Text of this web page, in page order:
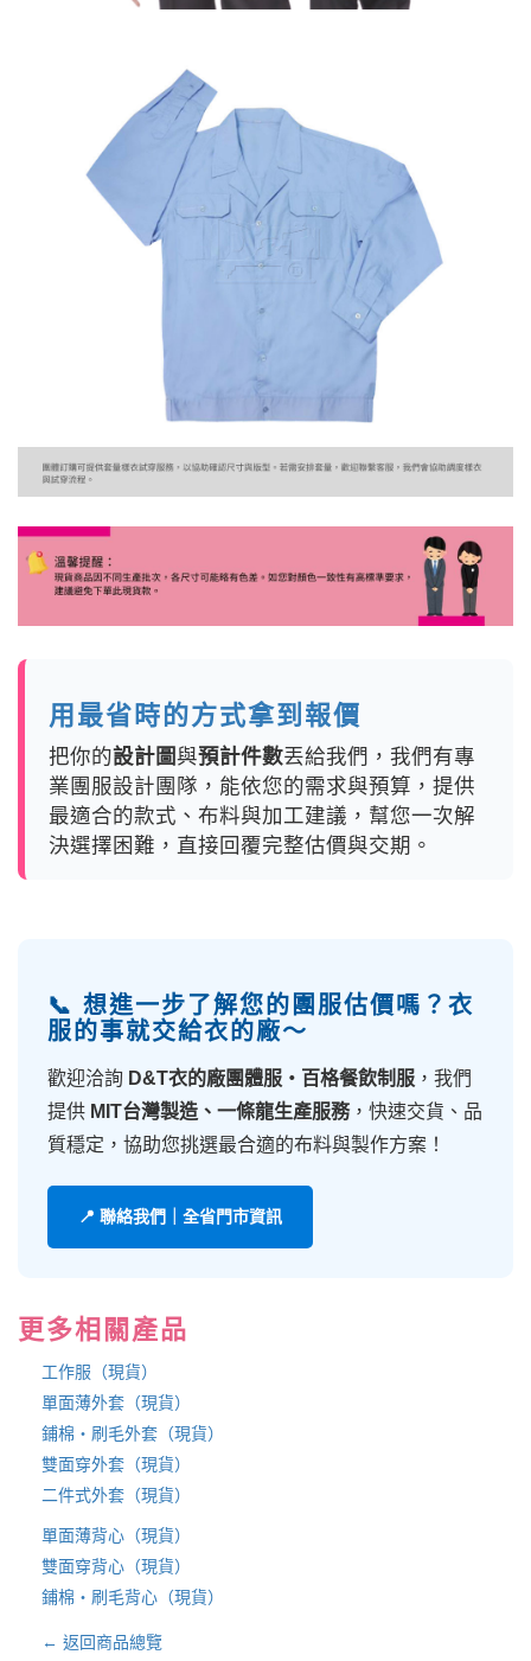
用最省時的方式拿到報價
把你的設計圖與預計件數丟給我們，我們有專
業團服設計團隊，能依您的需求與預算，提供
最適合的款式、布料與加工建議，幫您一次解
決選擇困難，直接回覆完整估價與交期。
📞 想進一步了解您的團服估價嗎？衣
服的事就交給衣的廠～
歡迎洽詢 D&T衣的廠團體服・百格餐飲制服 ，我們
提供 MIT台灣製造、一條龍生產服務，快速交貨、品
質穩定，協助您挑選最合適的布料與製作方案！
📍 聯絡我們｜全省門市資訊
更多相關產品
工作服（現貨）
單面薄外套（現貨）
鋪棉・刷毛外套（現貨）
雙面穿外套（現貨）
二件式外套（現貨）
單面薄背心（現貨）
雙面穿背心（現貨）
鋪棉・刷毛背心（現貨）
← 返回商品總覽